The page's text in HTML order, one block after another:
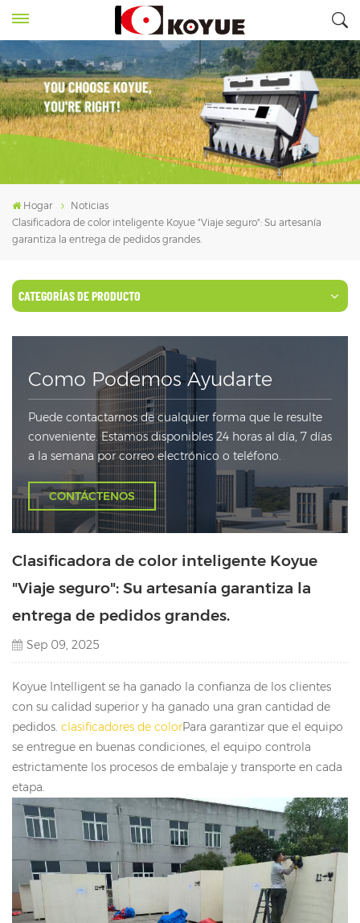
Hogar
Noticias
Clasificadora de color inteligente Koyue "Viaje seguro": Su artesanía
garantiza la entrega de pedidos grandes.
CATEGORÍAS DE PRODUCTO
Como Podemos Ayudarte
Puede contactarnos de cualquier forma que le resulte
conveniente. Estamos disponibles 24 horas al día, 7 días
a la semana por correo electrónico o teléfono.
CONTÁCTENOS
Clasificadora de color inteligente Koyue
"Viaje seguro": Su artesanía garantiza la
entrega de pedidos grandes.
Sep 09, 2025
Koyue Intelligent se ha ganado la confianza de los clientes
con su calidad superior y ha ganado una gran cantidad de
pedidos. clasificadores de colorPara garantizar que el equipo
se entregue en buenas condiciones, el equipo controla
estrictamente los procesos de embalaje y transporte en cada
etapa.